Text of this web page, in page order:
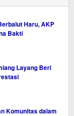
Haru, AKP
Bakti
Layang Beri
Komunitas dalam